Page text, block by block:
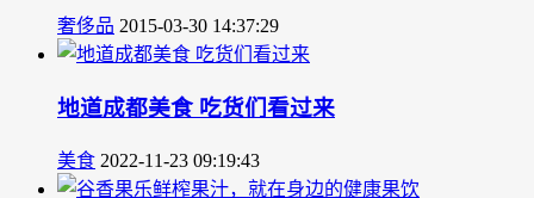
奢侈品 2015-03-30 14:37:29
地道成都美食 吃货们看过来
美食 2022-11-23 09:19:43